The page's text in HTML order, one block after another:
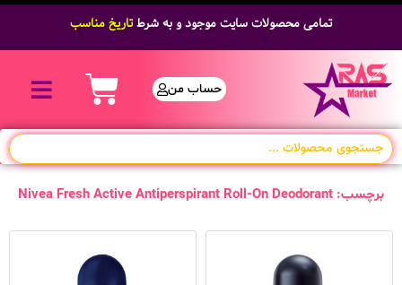
تمامی محصولات سایت موجود و به شرطتاریخ مناسب
حساب من
برچسب: Nivea Fresh Active Antiperspirant Roll-On Deodorant